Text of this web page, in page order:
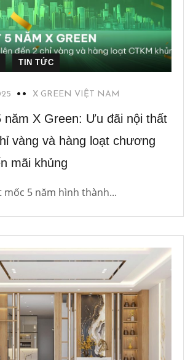
TIN TỨC
X GREEN VIỆT NAM
năm X Green: Ưu đãi nội thất
vàng và hàng loạt chương
mãi khủng
5 năm hình thành...